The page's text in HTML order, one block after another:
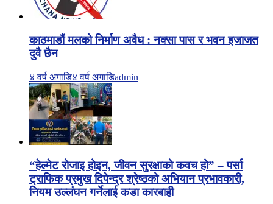
काठमाडौं मलको निर्माण अवैध : नक्सा पास र भवन इजाजत
दुवै छैन
४ वर्ष अगाडि४ वर्ष अगाडिadmin
“हेल्मेट रोजाइ होइन, जीवन सुरक्षाको कवच हो” – पर्सा
ट्राफिक प्रमुख दिपेन्द्र श्रेष्ठको अभियान प्रभावकारी,
नियम उल्लंघन गर्नेलाई कडा कारबाही